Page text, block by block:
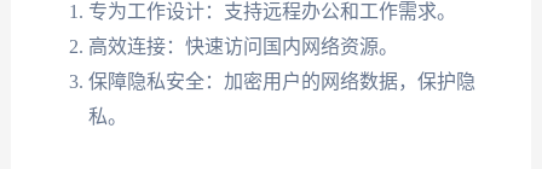
专为工作设计：支持远程办公和工作需求。
高效连接：快速访问国内网络资源。
保障隐私安全：加密用户的网络数据，保护隐
私。